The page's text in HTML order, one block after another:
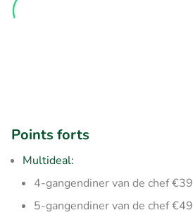
Points forts
Multideal:
4-gangendiner van de chef €39
5-gangendiner van de chef €49